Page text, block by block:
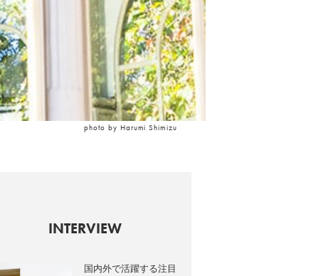
photo by Harumi Shimizu
INTERVIEW
国内外で活躍する注目